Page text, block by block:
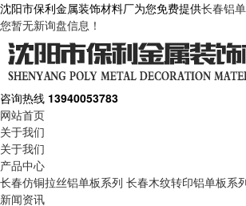
沈阳市保利金属装饰材料厂为您免费提供长春铝
您暂无新询盘信息！
咨询热线 13940053783
网站首页
关于我们
关于我们
产品中心
长春仿铜拉丝铝单板系列 长春木纹转印铝单板系
新闻资讯